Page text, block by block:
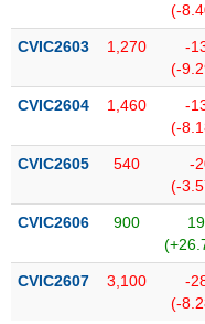
bổ
sung
Hủy
niêm
Theo
đặc
Không
(-
CVIC2603 1,270
-
(-
CVIC2604 1,460
-
(-
CVIC2605 540
-
(-
CVIC2606 900
CVIC2607 3,100
-
(-
PHIẾU
ĐẦU